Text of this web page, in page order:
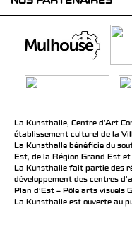
La Kunsthalle, Centre d’Art
établissement culturel de la
La Kunsthalle bénéficie du
Est, de la Région Grand Est et
La Kunsthalle fait partie des
développement des centres
Plan d’Est – Pôle arts visuels
La Kunsthalle est ouverte au